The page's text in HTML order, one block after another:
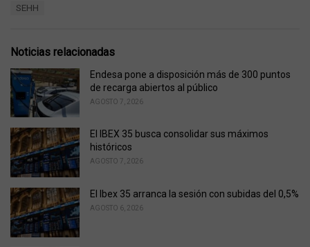
o
r
i
e
s
:
SEHH
Noticias relacionadas
Endesa pone a disposición más de 300 puntos
de recarga abiertos al público
AGOSTO 7, 2026
El IBEX 35 busca consolidar sus máximos
históricos
AGOSTO 7, 2026
El Ibex 35 arranca la sesión con subidas del 0,5%
AGOSTO 6, 2026